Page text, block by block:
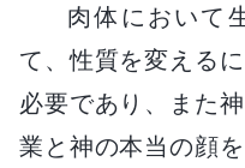
肉体において
て、性質を変える
必要であり、また
業と神の本当の顔